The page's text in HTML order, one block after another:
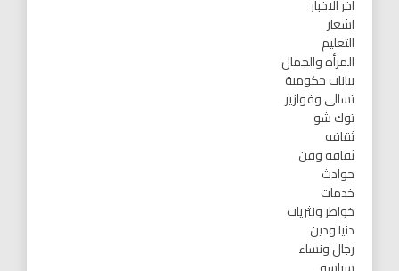
اخر الاخبار
اشعار
التعليم
المرأه والجمال
بيانات حكومية
تسالى وفوازير
توك شو
ثقافه
ثقافه وفن
حوادث
خدمات
خواطر ونثريات
دنيا ودين
رجال ونساء